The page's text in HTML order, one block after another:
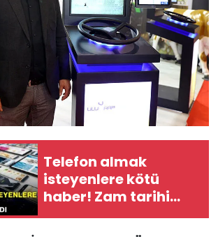
Telefon almak
isteyenlere kötü
haber! Zam tarihi
açıklandı